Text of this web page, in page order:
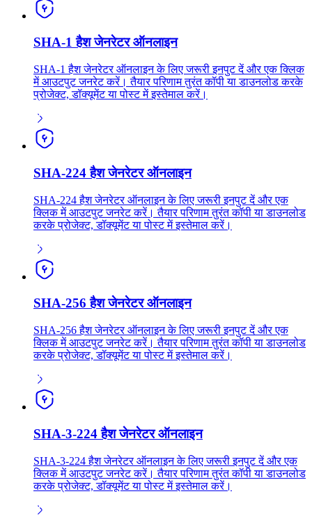
SHA-1 हैश जेनरेटर ऑनलाइन
SHA-1 हैश जेनरेटर ऑनलाइन के लिए जरूरी इनपुट दें और एक क्लिक
में आउटपुट जनरेट करें। तैयार परिणाम तुरंत कॉपी या डाउनलोड करके
प्रोजेक्ट, डॉक्यूमेंट या पोस्ट में इस्तेमाल करें।
SHA-224 हैश जेनरेटर ऑनलाइन
SHA-224 हैश जेनरेटर ऑनलाइन के लिए जरूरी इनपुट दें और एक
क्लिक में आउटपुट जनरेट करें। तैयार परिणाम तुरंत कॉपी या डाउनलोड
करके प्रोजेक्ट, डॉक्यूमेंट या पोस्ट में इस्तेमाल करें।
SHA-256 हैश जेनरेटर ऑनलाइन
SHA-256 हैश जेनरेटर ऑनलाइन के लिए जरूरी इनपुट दें और एक
क्लिक में आउटपुट जनरेट करें। तैयार परिणाम तुरंत कॉपी या डाउनलोड
करके प्रोजेक्ट, डॉक्यूमेंट या पोस्ट में इस्तेमाल करें।
SHA-3-224 हैश जेनरेटर ऑनलाइन
SHA-3-224 हैश जेनरेटर ऑनलाइन के लिए जरूरी इनपुट दें और एक
क्लिक में आउटपुट जनरेट करें। तैयार परिणाम तुरंत कॉपी या डाउनलोड
करके प्रोजेक्ट, डॉक्यूमेंट या पोस्ट में इस्तेमाल करें।